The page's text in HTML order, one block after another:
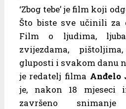
‘Zbog tebe’ je film koji
Što biste sve učinili za
Film o ljudima,
zvijezdama,
gluposti i svakom danu
je redatelj filma Anđelo
je, nakon 18 mjeseci
završeno snimanje